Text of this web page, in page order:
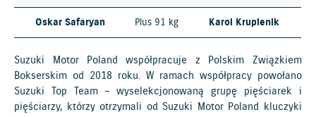
Oskar Safaryan Plus 91 kg Karol Krupienik
Suzuki Motor Poland współpracuje z Polskim Związkiem
Bokserskim od 2018 roku. W ramach współpracy powołano
Suzuki Top Team – wyselekcjonowaną grupę pięściarek i
pięściarzy, którzy otrzymali od Suzuki Motor Poland kluczyki